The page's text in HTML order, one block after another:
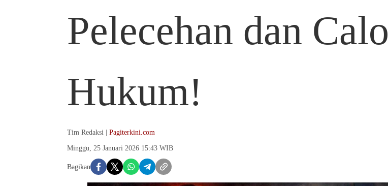
Pelecehan dan Calo
Hukum!
Tim Redaksi | Pagiterkini.com
Minggu, 25 Januari 2026 15:43 WIB
Bagikan